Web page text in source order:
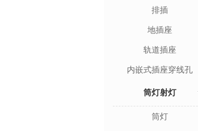
排插
地插座
轨道插座
内嵌式插座穿线孔
筒灯射灯
筒灯